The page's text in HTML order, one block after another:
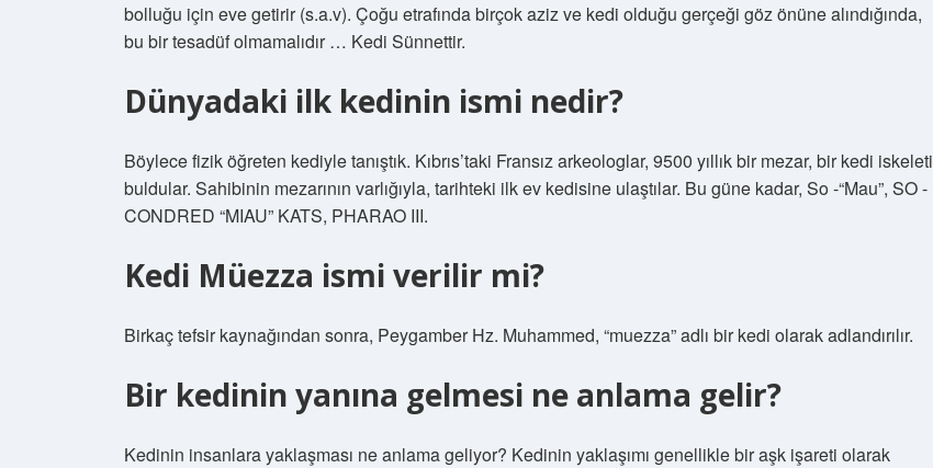
bolluğu için eve getirir (s.a.v). Çoğu etrafında birçok aziz ve kedi olduğu gerçeği göz önüne alındığında,
bu bir tesadüf olmamalıdır … Kedi Sünnettir.
Dünyadaki ilk kedinin ismi nedir?
Böylece fizik öğreten kediyle tanıştık. Kıbrıs’taki Fransız arkeologlar, 9500 yıllık bir mezar, bir kedi iskeleti
buldular. Sahibinin mezarının varlığıyla, tarihteki ilk ev kedisine ulaştılar. Bu güne kadar, So -“Mau”, SO -
CONDRED “MIAU” KATS, PHARAO III.
Kedi Müezza ismi verilir mi?
Birkaç tefsir kaynağından sonra, Peygamber Hz. Muhammed, “muezza” adlı bir kedi olarak adlandırılır.
Bir kedinin yanına gelmesi ne anlama gelir?
Kedinin insanlara yaklaşması ne anlama geliyor? Kedinin yaklaşımı genellikle bir aşk işareti olarak